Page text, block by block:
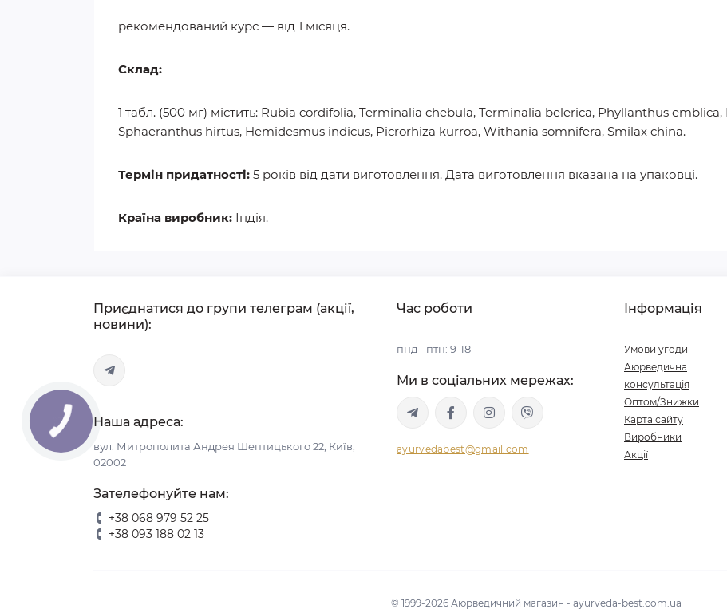
рекомендований курс — від 1 місяця.
Склад:
1 табл. (500 мг) містить: Rubia cordifolia, Terminalia chebula, Terminalia belerica, Phyllanthus
Sphaeranthus hirtus, Hemidesmus indicus, Picrorhiza kurroa, Withania somnifera, Smilax china.
Термін придатності: 5 років від дати виготовлення. Дата виготовлення вказана на упаковці.
Країна виробник: Індія.
Приєднатися до групи телеграм (акції,
новини):
Наша адреса:
вул. Митрополита Андрея Шептицького 22, Київ,
02002
Зателефонуйте нам:
+38 068 979 52 25
+38 093 188 02 13
Час роботи
пнд - птн: 9-18
Ми в соціальних мережах:
ayurvedabest@gmail.com
Інформація
Умови угоди
Аюрведична
консультація
Оптом/Знижки
Карта сайту
Виробники
Акції
© 1999-2026 Аюрведичний магазин - ayurveda-best.com.ua